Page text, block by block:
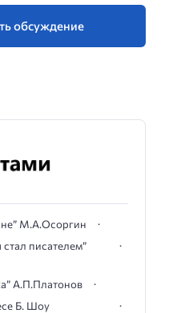
обсуждение
М.А.Осоргин
стал писателем”
А.П.Платонов
Б. Шоу